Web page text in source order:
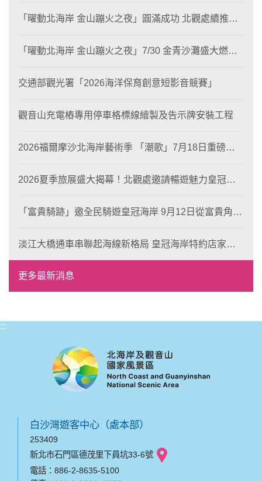
「曜動北海岸 金山蹦火之夜」圓滿成功 北觀處續推照
「曜動北海岸 金山蹦火之夜」7/30 金青沙灘盛大燃
交通部觀光署「2026海洋保育創意短影音競賽」
觀音山充電樁專用停車格標線繪製及告示牌安裝工程
2026福爾摩沙北海岸藝術季 「潮歌」7月18日重磅登
2026夏季旅展盛大揭幕！北觀處邀請暢遊魅力皇冠海
「富貴騎跡」邀全民騎遊皇冠海岸 9月12日從富貴角出
淡江大橋通車串聯起海線新格局 皇冠海岸特約店家、
風格形塑即日起開放報名
更多最新消息
:::
白沙灣遊客中心（處本部）
253409
新北市石門區德茂里下員坑33-6號
電話：886-2-8635-5100